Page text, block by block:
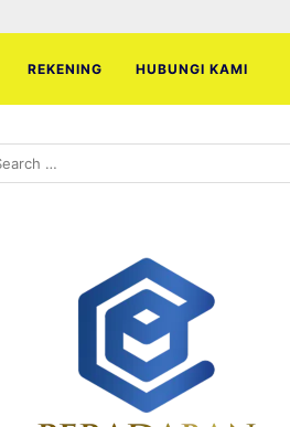
REKENING HUBUNGI KAMI